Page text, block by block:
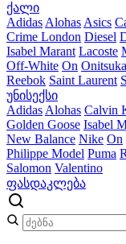
ქალი
Adidas Alohas Asics
Crime London Diesel
Isabel Marant Lacoste
Off-White On
Reebok Saint Laurent
უნისექსი
Adidas Alohas Calvin
Golden Goose Isabel
New Balance Nike On
Philippe Model Puma
Salomon Valentino
ფასდაკლება